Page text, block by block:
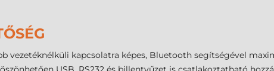
vezetéknélküli kapcsolatra képes, Bluetooth segítségével